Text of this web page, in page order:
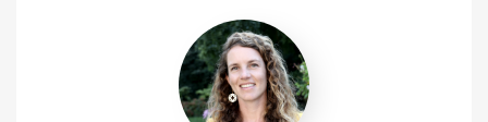
Audrey
Eller